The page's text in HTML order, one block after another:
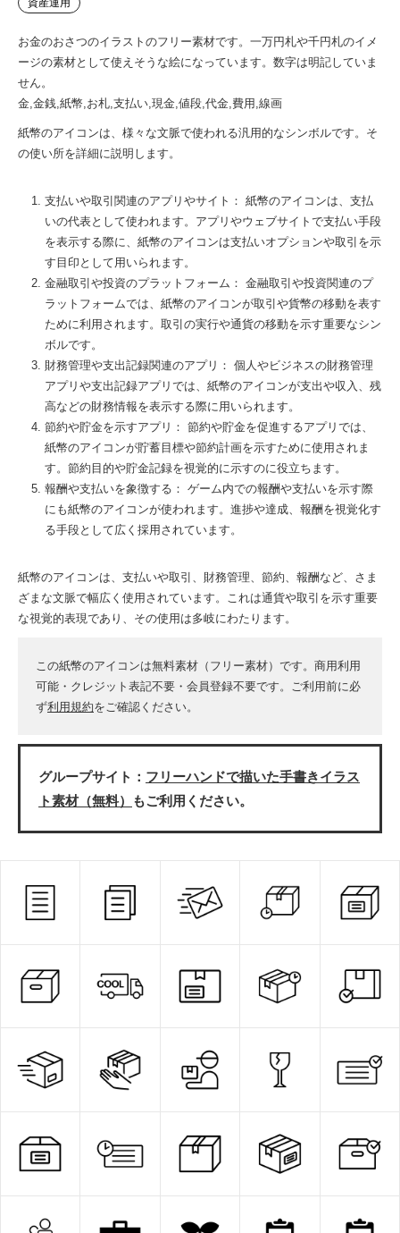
資産運用
お金のおさつのイラストのフリー素材です。一万円札や千円札のイメ
ージの素材として使えそうな絵になっています。数字は明記していま
せん。
金,金銭,紙幣,お札,支払い,現金,値段,代金,費用,線画
紙幣のアイコンは、様々な文脈で使われる汎用的なシンボルです。そ
の使い所を詳細に説明します。
支払いや取引関連のアプリやサイト： 紙幣のアイコンは、支払
いの代表として使われます。アプリやウェブサイトで支払い手段
を表示する際に、紙幣のアイコンは支払いオプションや取引を示
す目印として用いられます。
金融取引や投資のプラットフォーム： 金融取引や投資関連のプ
ラットフォームでは、紙幣のアイコンが取引や貨幣の移動を表す
ために利用されます。取引の実行や通貨の移動を示す重要なシン
ボルです。
財務管理や支出記録関連のアプリ： 個人やビジネスの財務管理
アプリや支出記録アプリでは、紙幣のアイコンが支出や収入、残
高などの財務情報を表示する際に用いられます。
節約や貯金を示すアプリ： 節約や貯金を促進するアプリでは、
紙幣のアイコンが貯蓄目標や節約計画を示すために使用されま
す。節約目的や貯金記録を視覚的に示すのに役立ちます。
報酬や支払いを象徴する： ゲーム内での報酬や支払いを示す際
にも紙幣のアイコンが使われます。進捗や達成、報酬を視覚化す
る手段として広く採用されています。
紙幣のアイコンは、支払いや取引、財務管理、節約、報酬など、さま
ざまな文脈で幅広く使用されています。これは通貨や取引を示す重要
な視覚的表現であり、その使用は多岐にわたります。
この紙幣のアイコンは無料素材（フリー素材）です。商用利用
可能・クレジット表記不要・会員登録不要です。ご利用前に必
ず利用規約をご確認ください。
グループサイト： フリーハンドで描いた手書きイラス
ト素材（無料）
もご利用ください。